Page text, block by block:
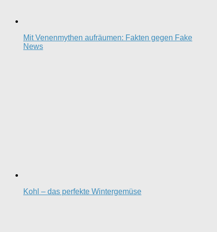
Mit Venenmythen aufräumen: Fakten gegen Fake
News
Kohl – das perfekte Wintergemüse